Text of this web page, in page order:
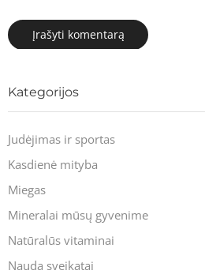
Kategorijos
Judėjimas ir sportas
Kasdienė mityba
Miegas
Mineralai mūsų gyvenime
Natūralūs vitaminai
Nauda sveikatai